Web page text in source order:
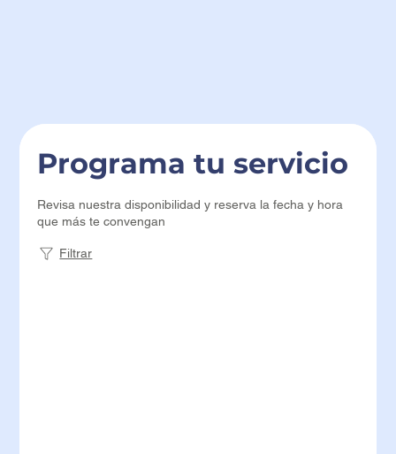
Programa tu servicio
Revisa nuestra disponibilidad y reserva la fecha y hora
que más te convengan
Filtrar